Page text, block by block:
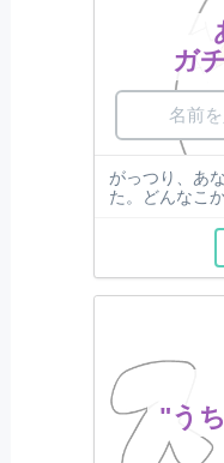
ガ
がっつり、あ
た。どんなこ
"う